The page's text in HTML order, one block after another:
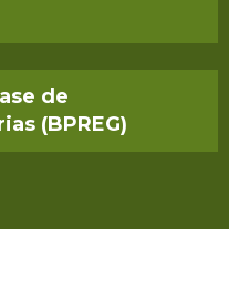
de
(BPREG)